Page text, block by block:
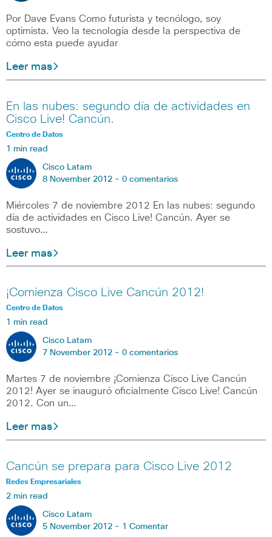
Por Dave Evans Como futurista y tecnólogo, soy
optimista. Veo la tecnología desde la perspectiva de
cómo esta puede ayudar
Leer mas
En las nubes: segundo día de actividades en
Cisco Live! Cancún.
Centro de Datos
1 min read
Cisco Latam
8 November 2012 - 0 comentarios
Miércoles 7 de noviembre 2012 En las nubes: segundo
día de actividades en Cisco Live! Cancún. Ayer se
sostuvo…
Leer mas
¡Comienza Cisco Live Cancún 2012!
Centro de Datos
1 min read
Cisco Latam
7 November 2012 - 0 comentarios
Martes 7 de noviembre ¡Comienza Cisco Live Cancún
2012! Ayer se inauguró oficialmente Cisco Live! Cancún
2012. Con un…
Leer mas
Cancún se prepara para Cisco Live 2012
Redes Empresariales
2 min read
Cisco Latam
5 November 2012 - 1 Comentar